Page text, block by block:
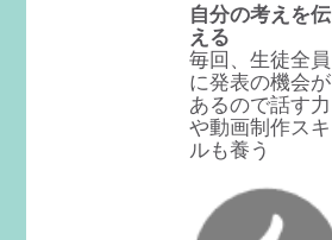
自分の考えを伝
える
毎回、生徒全員
に発表の機会が
あるので話す力
や動画制作スキ
ルも養う